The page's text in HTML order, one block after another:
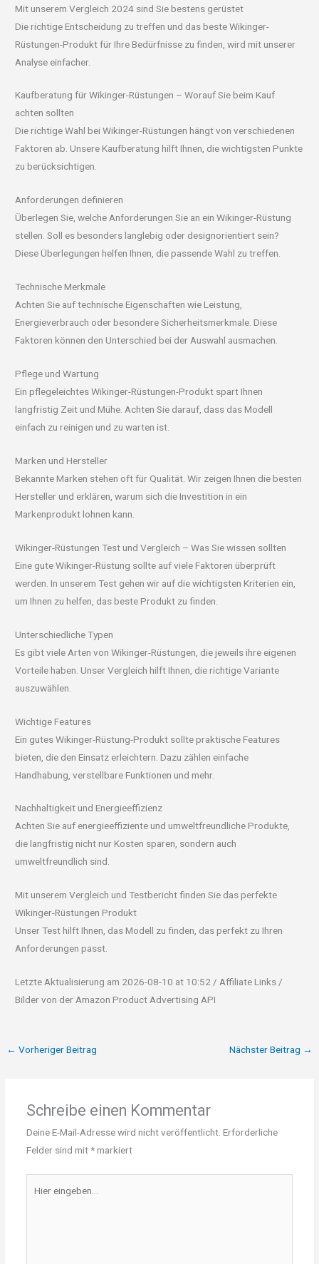
Mit unserem Vergleich 2024 sind Sie bestens gerüstet
Die richtige Entscheidung zu treffen und das beste Wikinger-
Rüstungen-Produkt für Ihre Bedürfnisse zu finden, wird mit unserer
Analyse einfacher.
Kaufberatung für Wikinger-Rüstungen – Worauf Sie beim Kauf
achten sollten
Die richtige Wahl bei Wikinger-Rüstungen hängt von verschiedenen
Faktoren ab. Unsere Kaufberatung hilft Ihnen, die wichtigsten Punkte
zu berücksichtigen.
Anforderungen definieren
Überlegen Sie, welche Anforderungen Sie an ein Wikinger-Rüstung
stellen. Soll es besonders langlebig oder designorientiert sein?
Diese Überlegungen helfen Ihnen, die passende Wahl zu treffen.
Technische Merkmale
Achten Sie auf technische Eigenschaften wie Leistung,
Energieverbrauch oder besondere Sicherheitsmerkmale. Diese
Faktoren können den Unterschied bei der Auswahl ausmachen.
Pflege und Wartung
Ein pflegeleichtes Wikinger-Rüstungen-Produkt spart Ihnen
langfristig Zeit und Mühe. Achten Sie darauf, dass das Modell
einfach zu reinigen und zu warten ist.
Marken und Hersteller
Bekannte Marken stehen oft für Qualität. Wir zeigen Ihnen die besten
Hersteller und erklären, warum sich die Investition in ein
Markenprodukt lohnen kann.
Wikinger-Rüstungen Test und Vergleich – Was Sie wissen sollten
Eine gute Wikinger-Rüstung sollte auf viele Faktoren überprüft
werden. In unserem Test gehen wir auf die wichtigsten Kriterien ein,
um Ihnen zu helfen, das beste Produkt zu finden.
Unterschiedliche Typen
Es gibt viele Arten von Wikinger-Rüstungen, die jeweils ihre eigenen
Vorteile haben. Unser Vergleich hilft Ihnen, die richtige Variante
auszuwählen.
Wichtige Features
Ein gutes Wikinger-Rüstung-Produkt sollte praktische Features
bieten, die den Einsatz erleichtern. Dazu zählen einfache
Handhabung, verstellbare Funktionen und mehr.
Nachhaltigkeit und Energieeffizienz
Achten Sie auf energieeffiziente und umweltfreundliche Produkte,
die langfristig nicht nur Kosten sparen, sondern auch
umweltfreundlich sind.
Mit unserem Vergleich und Testbericht finden Sie das perfekte
Wikinger-Rüstungen Produkt
Unser Test hilft Ihnen, das Modell zu finden, das perfekt zu Ihren
Anforderungen passt.
Letzte Aktualisierung am 2026-08-10 at 10:52 / Affiliate Links /
Bilder von der Amazon Product Advertising API
← Vorheriger Beitrag Nächster Beitrag →
Schreibe einen Kommentar
Deine E-Mail-Adresse wird nicht veröffentlicht. Erforderliche
Felder sind mit*markiert
eingeben…